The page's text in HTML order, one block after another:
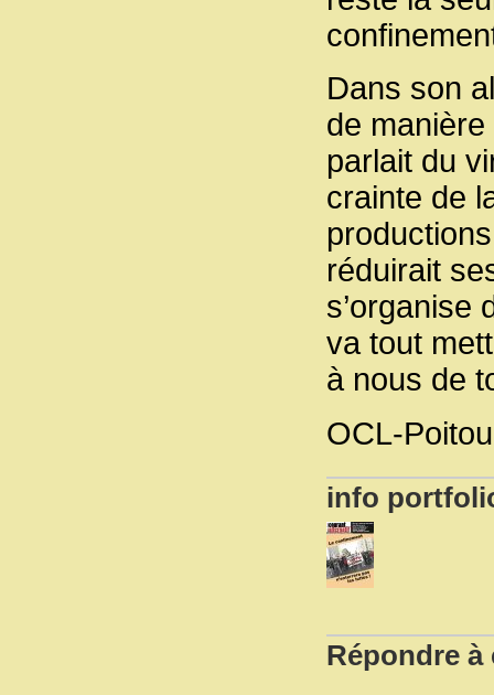
Dans son
de
parlait du
crainte de
réduirait
s’organise
va tout
à nous de
OCL-
info
Répondre à